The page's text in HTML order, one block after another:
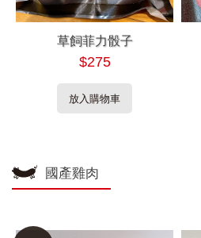
草飼菲力骰子
$275
放入購物車
國產雞肉